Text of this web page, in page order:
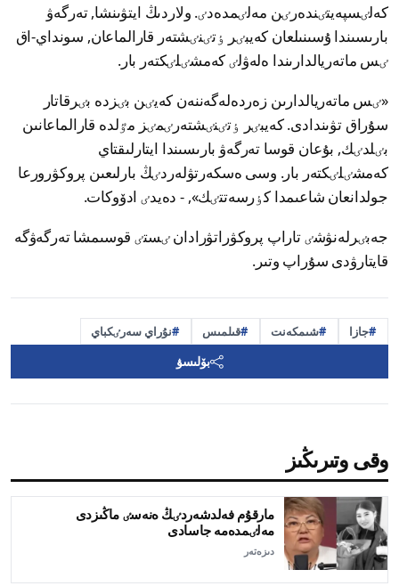
كەلٸسپەيتٸندەرٸن مەلٸمدەدٸ. ولاردىڭ ايتۋىنشا, تەرگەۋ
بارىسىندا ۇسىنىلعان كەيبٸر ٶتٸنٸشتەر قارالماعان, سونداي-اق
ٸس ماتەريالدارىندا ەلەۋلٸ كەمشٸلٸكتەر بار.
«ٸس ماتەريالدارىن زەردەلەگەننەن كەيٸن بٸزدە بٸرقاتار
سۇراق تۋىندادى. كەيبٸر ٶتٸنٸشتەرٸمٸز مٷلدە قارالماعانىن
بٸلدٸك, بۇعان قوسا تەرگەۋ بارىسىندا ايتارلىقتاي
كەمشٸلٸكتەر بار. وسى ەسكەرتۋلەردٸڭ بارلىعىن پروكۋرورعا
جولدانعان شاعىمدا كٶرسەتتٸك», - دەيدٸ ادۆوكات.
جەبٸرلەنۋشٸ تاراپ پروكۋراتۋرادان ٸستٸ قوسىمشا تەرگەۋگە
قايتارۋدى سۇراپ وتىر.
جازا شىمكەنت قىلمىس نۇراي سەرٸكباي
بۆلىسۋ
وقى وتىرىڭىز
مارقۇم فەلدشەردٸڭ ەنەسٸ ماڭىزدى
مەلٸمدەمە جاسادى
دىزەتەر